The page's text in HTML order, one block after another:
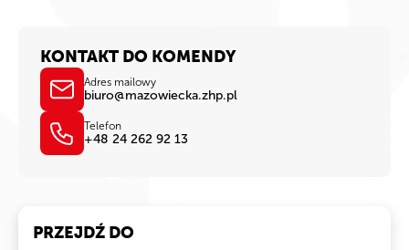
KONTAKT DO KOMENDY
Adres mailowy
biuro@mazowiecka.zhp.pl
Telefon
+48 24 262 92 13
PRZEJDŹ DO